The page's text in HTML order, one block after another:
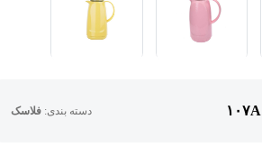
دسته بندی:فلاسک